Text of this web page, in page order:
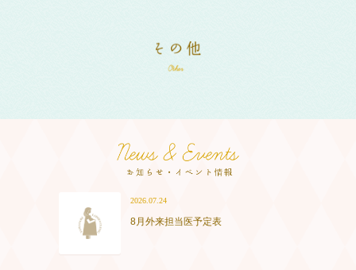
2026.07.24
8月外来担当医予定表